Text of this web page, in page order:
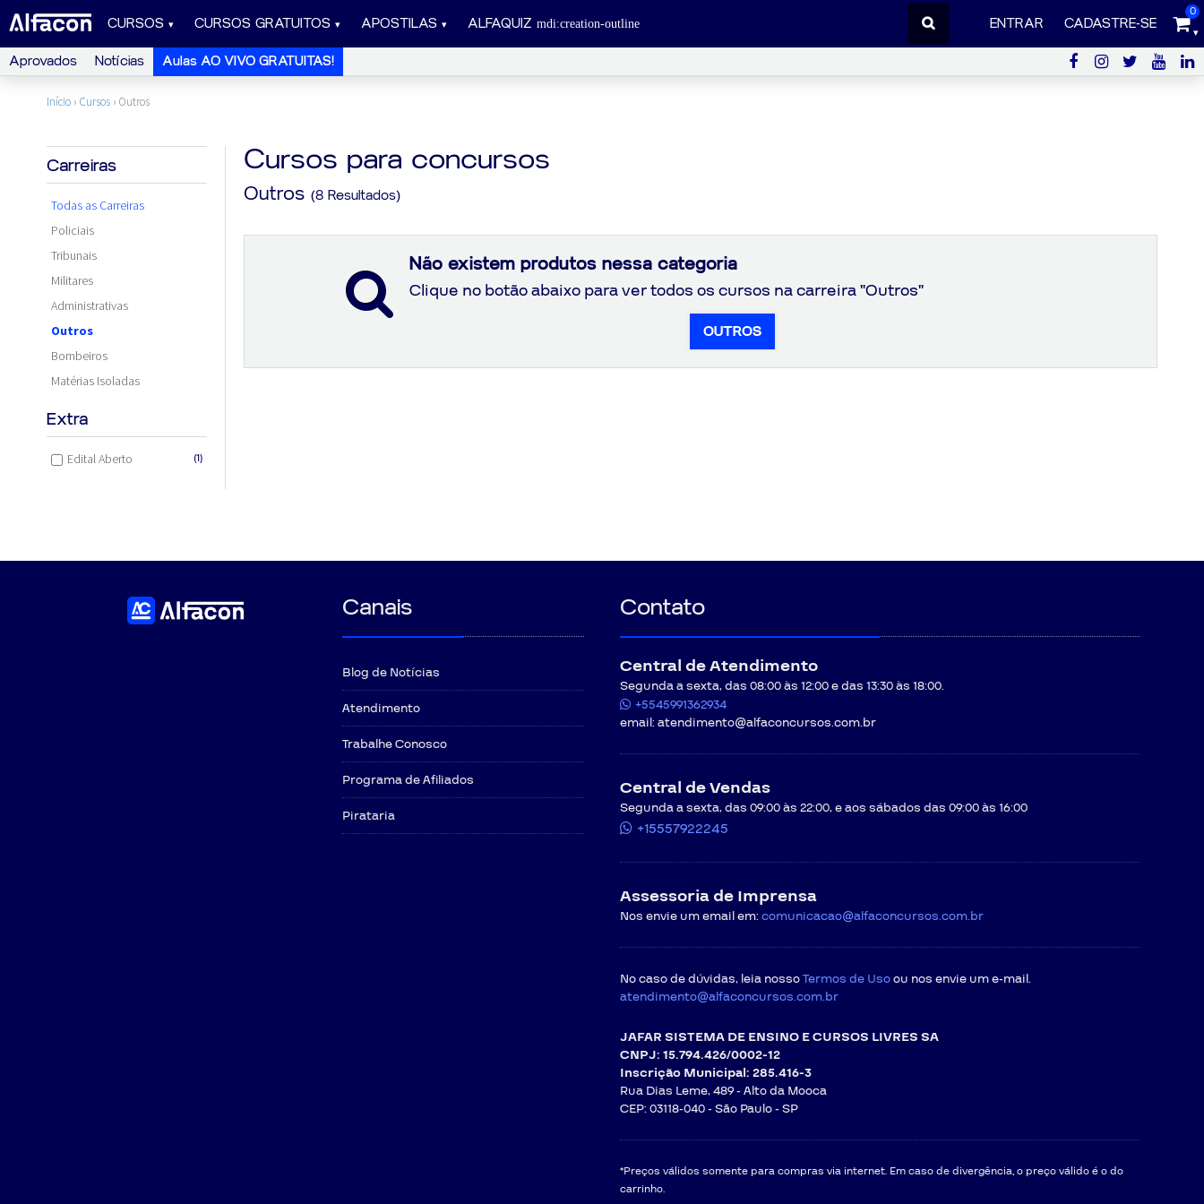
0
ENTRAR CADASTRE-SE
CURSOS CURSOS GRATUITOS APOSTILAS ALFAQUIZ
Aprovados Notícias Aulas AO VIVO GRATUITAS!
Início › Cursos › Outros
Carreiras
Todas as Carreiras
Policiais
Tribunais
Militares
Administrativas
Outros
Bombeiros
Matérias Isoladas
Extra
Edital Aberto (1)
Cursos para concursos
Outros (8 Resultados)
Não existem produtos nessa categoria
Clique no botão abaixo para ver todos os cursos na carreira "Outros"
OUTROS
Canais
Blog de Notícias
Atendimento
Trabalhe Conosco
Programa de Afiliados
Pirataria
Contato
Central de Atendimento
Segunda a sexta, das 08:00 às 12:00 e das 13:30 às 18:00.
+5545991362934
email:atendimento@alfaconcursos.com.br
Central de Vendas
Segunda a sexta, das 09:00 às 22:00, e aos sábados das 09:00 às 16:00
+15557922245
Assessoria de Imprensa
Nos envie um email em:comunicacao@alfaconcursos.com.br
No caso de dúvidas, leia nossoTermos de Usoou nos envie um e-mail.
atendimento@alfaconcursos.com.br
JAFAR SISTEMA DE ENSINO E CURSOS LIVRES SA
CNPJ: 15.794.426/0002-12
Inscrição Municipal: 285.416-3
Rua Dias Leme, 489 - Alto da Mooca
CEP: 03118-040 -São Paulo - SP
*Preços válidos somente para compras via internet. Em caso de divergência, o preço válido é o do
carrinho.